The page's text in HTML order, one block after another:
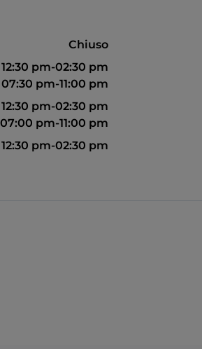
Chiuso
12:30 pm-02:30 pm
07:30 pm-11:00 pm
12:30 pm-02:30 pm
07:00 pm-11:00 pm
12:30 pm-02:30 pm